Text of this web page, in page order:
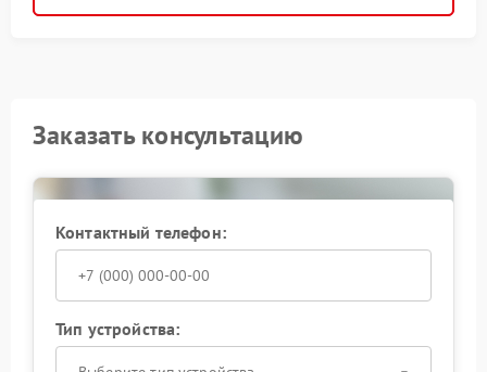
Заказать консультацию
Контактный телефон:
Тип устройства: